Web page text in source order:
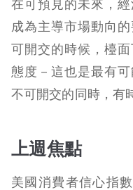
在可預見的未來，
成為主導市場動向
可開交的時候，檯
態度－這也是最有
不可開交的同時，有
上週焦點
美國消費者信心指